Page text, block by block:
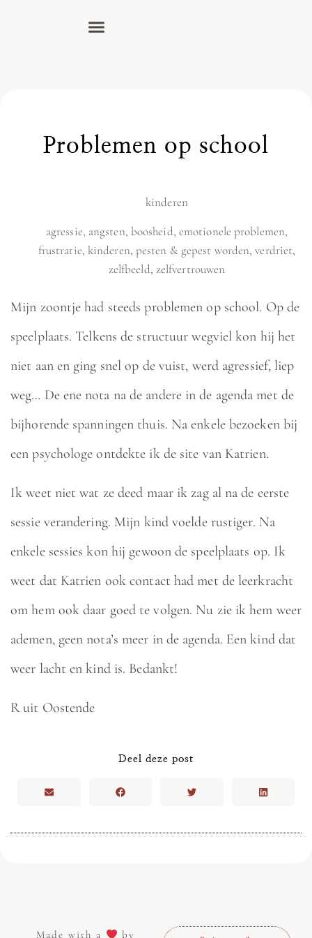
Problemen op school
kinderen
agressie, angsten, boosheid, emotionele problemen,
frustratie, kinderen, pesten & gepest worden,verdriet,
zelfbeeld, zelfvertrouwen
Mijn zoontje had steeds problemen op school. Op de
speelplaats. Telkens de structuur wegviel kon hij het
niet aan en ging snel op de vuist, werd agressief, liep
weg… De ene nota na de andere in de agenda met de
bijhorende spanningen thuis. Na enkele bezoeken bij
een psychologe ontdekte ik de site van Katrien.
Ik weet niet wat ze deed maar ik zag al na de eerste
sessie verandering. Mijn kind voelde rustiger. Na
enkele sessies kon hij gewoon de speelplaats op. Ik
weet dat Katrien ook contact had met de leerkracht
om hem ook daar goed te volgen. Nu zie ik hem weer
ademen, geen nota’s meer in de agenda. Een kind dat
weer lacht en kind is. Bedankt!
R uit Oostende
Deel deze post
Made with a by